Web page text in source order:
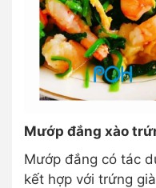
Mướp đắng xào
Mướp đắng có tác
kết hợp với trứng